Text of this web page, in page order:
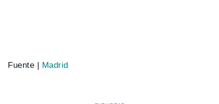
Fuente | Madrid